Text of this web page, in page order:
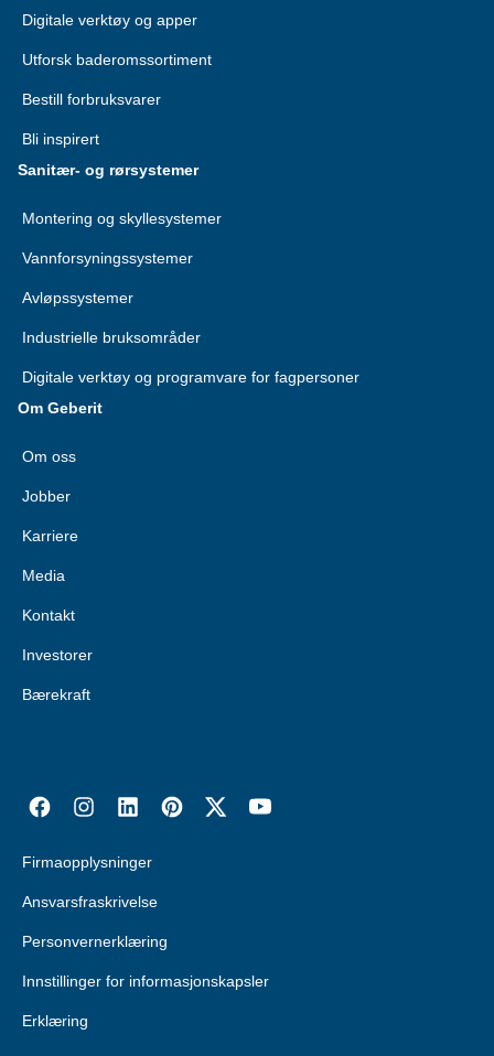
Digitale verktøy og apper
Utforsk baderomssortiment
Bestill forbruksvarer
Bli inspirert
Sanitær- og rørsystemer
Montering og skyllesystemer
Vannforsyningssystemer
Avløpssystemer
Industrielle bruksområder
Digitale verktøy og programvare for fagpersoner
Om Geberit
Om oss
Jobber
Karriere
Media
Kontakt
Investorer
Bærekraft
Firmaopplysninger
Ansvarsfraskrivelse
Personvernerklæring
Innstillinger for informasjonskapsler
Erklæring